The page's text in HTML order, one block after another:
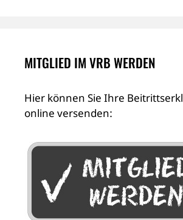
MITGLIED IM VRB WERDEN
Hier können Sie Ihre
online versenden: